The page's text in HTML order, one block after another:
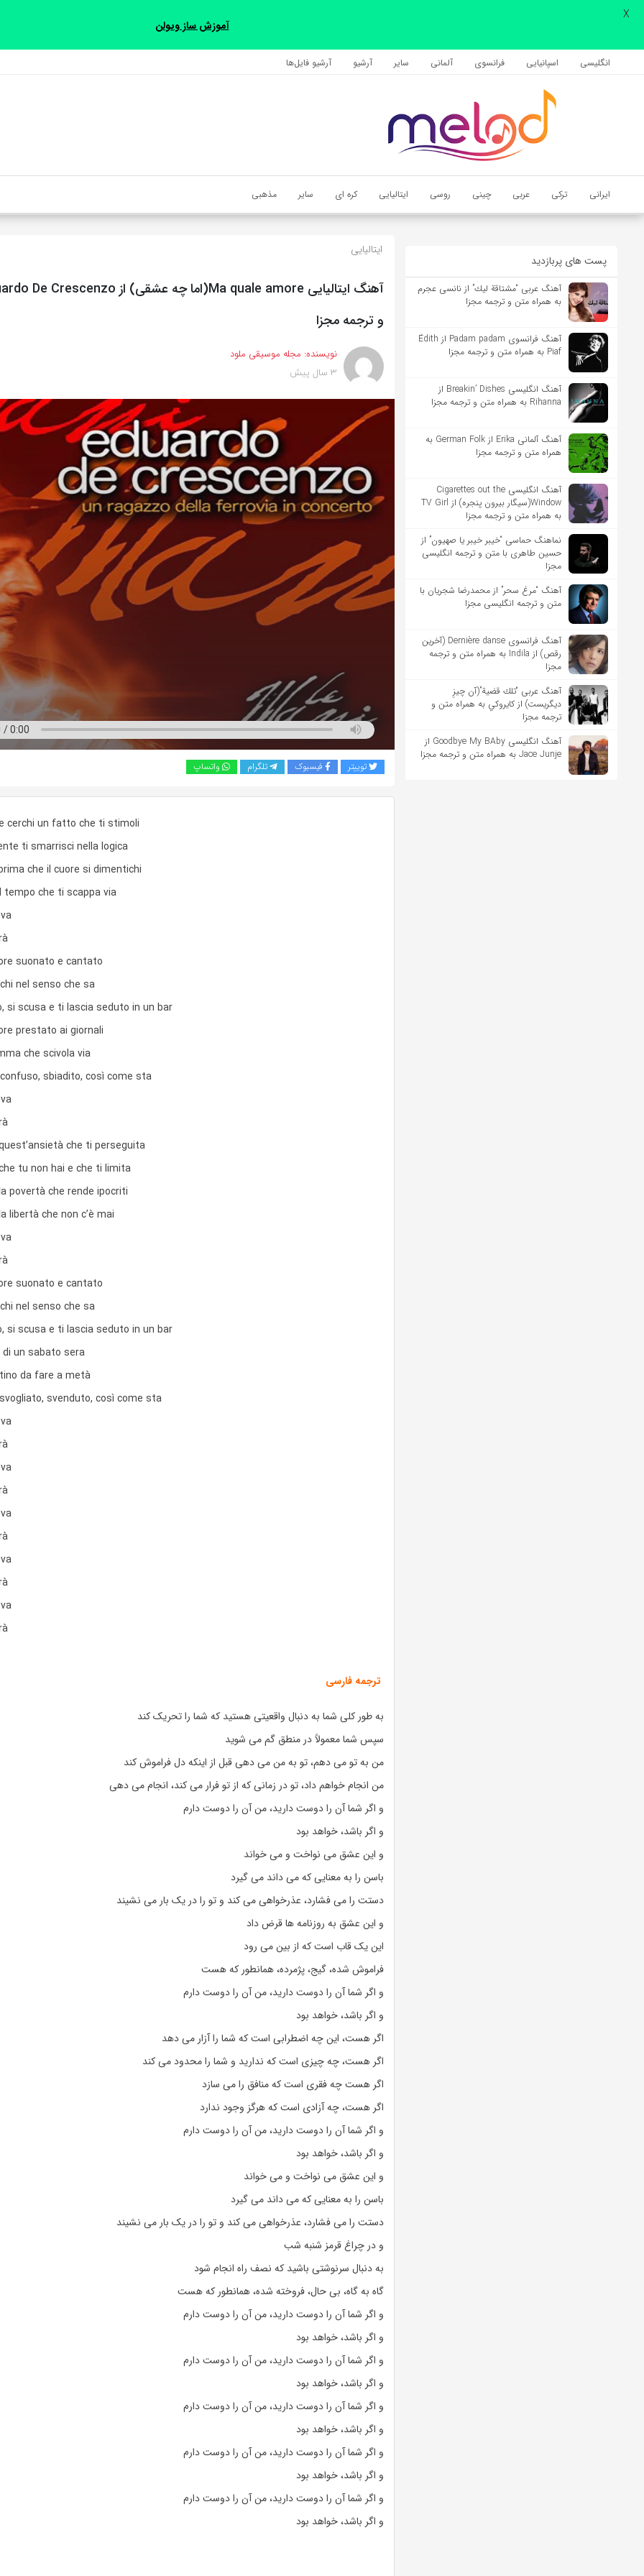
انگلیسی اسپانیایی فرانسوی آلمانی سایر آرشیو آرشیو فایل‌‎ها
ایرانی ترکی عربی چینی روسی ایتالیایی کره ای سایر مذهبی
اشتراک گذاری
با استفاده از روش‌های زیر می‌توانید این صفحه را با دوستان خود به
کپی لینک
پست های پربازدید
آهنگ عربی “مشتاقة لیك” از نانسی عجرم
به همراه متن و ترجمه مجزا
آهنگ فرانسوی Padam padam از Édith
Piaf به همراه متن و ترجمه مجزا
آهنگ انگلیسی Breakin’ Dishes از
Rihanna به همراه متن و ترجمه مجزا
آهنگ آلمانی Erika از German Folk به
همراه متن و ترجمه مجزا
آهنگ انگلیسی Cigarettes out the
Window(سیگار بیرون پنجره) از TV Girl
به همراه متن و ترجمه مجزا
نماهنگ حماسی “خیبر خیبر یا صهیون” از
حسین طاهری با متن و ترجمه انگلیسی
مجزا
آهنگ “مرغ سحر” از محمدرضا شجریان با
متن و ترجمه انگلیسی مجزا
آهنگ فرانسوی Dernière danse (آخرین
رقص) از Indila به همراه متن و ترجمه
مجزا
آهنگ عربی “تلك قضية”(آن چیزِ
دیگریست) از كايروكي به همراه متن و
ترجمه مجزا
آهنگ انگلیسی Goodbye My BAby از
Jace Junje به همراه متن و ترجمه مجزا
ایتالیایی
و ترجمه مجزا
نویسنده: مجله موسیقی ملود
3 سال پیش
توییتر فیسبوک تلگرام واتساپ
cerchi un fatto che ti stimoli
ti smarrisci nella logica
che il cuore si dimentichi
tempo che ti scappa via
suonato e cantato
nel senso che sa
si scusa e ti lascia seduto in un bar
prestato ai giornali
che scivola via
sbiadito, così come sta
quest’ansietà che ti perseguita
che tu non hai e che ti limita
la povertà che rende ipocriti
libertà che non c’è mai
suonato e cantato
nel senso che sa
si scusa e ti lascia seduto in un bar
di un sabato sera
da fare a metà
svenduto, così come sta
ترجمه فارسی
به طور کلی شما به دنبال واقعیتی هستید که شما را تحریک کند
سپس شما معمولاً در منطق گم می شوید
من به تو می دهم، تو به من می دهی قبل از اینکه دل فراموش کند
من انجام خواهم داد، تو در زمانی که از تو فرار می کند، انجام می دهی
و اگر شما آن را دوست دارید، من آن را دوست دارم
و اگر باشد، خواهد بود
و این عشق می نواخت و می خواند
باسن را به معنایی که می داند می گیرد
دستت را می فشارد، عذرخواهی می کند و تو را در یک بار می نشیند
و این عشق به روزنامه ها قرض داد
این یک قاب است که از بین می رود
فراموش شده، گیج، پژمرده، همانطور که هست
و اگر شما آن را دوست دارید، من آن را دوست دارم
و اگر باشد، خواهد بود
اگر هست، این چه اضطرابی است که شما را آزار می دهد
اگر هست، چه چیزی است که ندارید و شما را محدود می کند
اگر هست چه فقری است که منافق را می سازد
اگر هست، چه آزادی است که هرگز وجود ندارد
و اگر شما آن را دوست دارید، من آن را دوست دارم
و اگر باشد، خواهد بود
و این عشق می نواخت و می خواند
باسن را به معنایی که می داند می گیرد
دستت را می فشارد، عذرخواهی می کند و تو را در یک بار می نشیند
و در چراغ قرمز شنبه شب
به دنبال سرنوشتی باشید که نصف راه انجام شود
گاه به گاه، بی حال، فروخته شده، همانطور که هست
و اگر شما آن را دوست دارید، من آن را دوست دارم
و اگر باشد، خواهد بود
و اگر شما آن را دوست دارید، من آن را دوست دارم
و اگر باشد، خواهد بود
و اگر شما آن را دوست دارید، من آن را دوست دارم
و اگر باشد، خواهد بود
و اگر شما آن را دوست دارید، من آن را دوست دارم
و اگر باشد، خواهد بود
و اگر شما آن را دوست دارید، من آن را دوست دارم
و اگر باشد، خواهد بود
آموزش ساز ویولن
X